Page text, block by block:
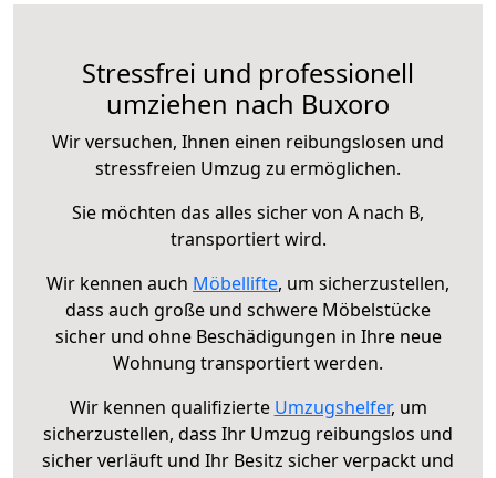
Stressfrei und professionell
umziehen nach Buxoro
Wir versuchen, Ihnen einen reibungslosen und
stressfreien Umzug zu ermöglichen.
Sie möchten das alles sicher von A nach B,
transportiert wird.
Wir kennen auch Möbellifte, um sicherzustellen,
dass auch große und schwere Möbelstücke
sicher und ohne Beschädigungen in Ihre neue
Wohnung transportiert werden.
Wir kennen qualifizierte Umzugshelfer, um
sicherzustellen, dass Ihr Umzug reibungslos und
sicher verläuft und Ihr Besitz sicher verpackt und